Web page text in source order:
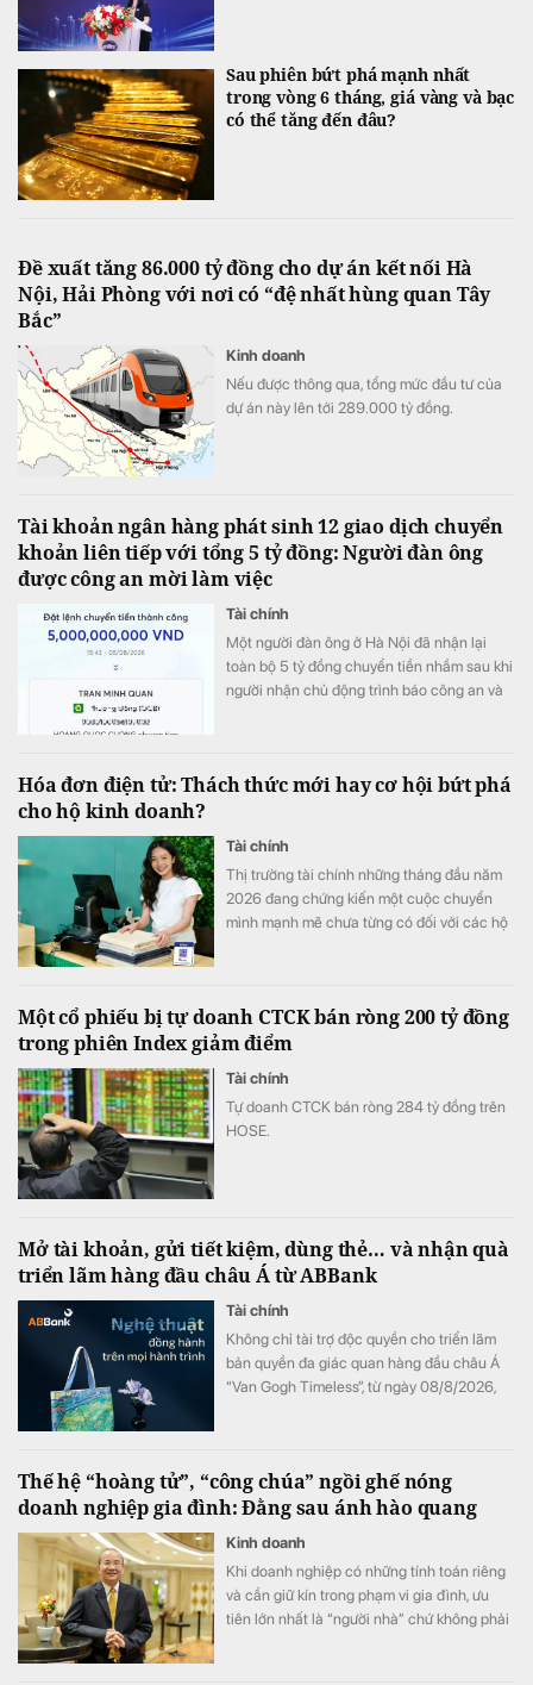
Sau phiên bứt phá mạnh nhất
trong vòng 6 tháng, giá vàng và bạc
có thể tăng đến đâu?
Đề xuất tăng 86.000 tỷ đồng cho dự án kết nối Hà
Nội, Hải Phòng với nơi có “đệ nhất hùng quan Tây
Bắc”
Kinh doanh
Nếu được thông qua, tổng mức đầu tư của
dự án này lên tới 289.000 tỷ đồng.
Tài khoản ngân hàng phát sinh 12 giao dịch chuyển
khoản liên tiếp với tổng 5 tỷ đồng: Người đàn ông
được công an mời làm việc
Tài chính
Một người đàn ông ở Hà Nội đã nhận lại
toàn bộ 5 tỷ đồng chuyển tiền nhầm sau khi
người nhận chủ động trình báo công an và
Hóa đơn điện tử: Thách thức mới hay cơ hội bứt phá
cho hộ kinh doanh?
Tài chính
Thị trường tài chính những tháng đầu năm
2026 đang chứng kiến một cuộc chuyển
mình mạnh mẽ chưa từng có đối với các hộ
đã tạo nên một áp lực thực sự, buộc những
người làm kinh doanh phải thay đổi toàn
Một cổ phiếu bị tự doanh CTCK bán ròng 200 tỷ đồng
trong phiên Index giảm điểm
Tài chính
Tự doanh CTCK bán ròng 284 tỷ đồng trên
HOSE.
Mở tài khoản, gửi tiết kiệm, dùng thẻ… và nhận quà
triển lãm hàng đầu châu Á từ ABBank
Tài chính
Không chỉ tài trợ độc quyền cho triển lãm
bản quyền đa giác quan hàng đầu châu Á
“Van Gogh Timeless”, từ ngày 08/8/2026,
dự triển lãm và bộ quà tặng phiên bản giới
hạn phát triển từ tác phẩm bản quyền Van
dịch tại ABBank.
Thế hệ “hoàng tử”, “công chúa” ngồi ghế nóng
doanh nghiệp gia đình: Đằng sau ánh hào quang
Kinh doanh
Khi doanh nghiệp có những tính toán riêng
và cần giữ kín trong phạm vi gia đình, ưu
tiên lớn nhất là “người nhà” chứ không phải